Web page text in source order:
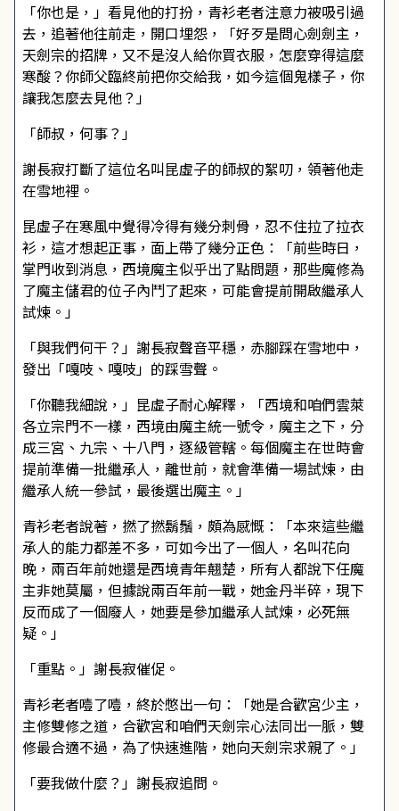
「你也是，」看見他的打扮，青衫老者注意力被吸引過
去，追著他往前走，開口埋怨，「好歹是問心劍劍主，
天劍宗的招牌，又不是沒人給你買衣服，怎麼穿得這麼
寒酸？你師父臨終前把你交給我，如今這個鬼樣子，你
讓我怎麼去見他？」
「師叔，何事？」
謝長寂打斷了這位名叫昆虛子的師叔的絮叨，領著他走
在雪地裡。
昆虛子在寒風中覺得冷得有幾分刺骨，忍不住拉了拉衣
衫，這才想起正事，面上帶了幾分正色：「前些時日，
掌門收到消息，西境魔主似乎出了點問題，那些魔修為
了魔主儲君的位子內鬥了起來，可能會提前開啟繼承人
試煉。」
「與我們何干？」謝長寂聲音平穩，赤腳踩在雪地中，
發出「嘎吱、嘎吱」的踩雪聲。
「你聽我細說，」昆虛子耐心解釋，「西境和咱們雲萊
各立宗門不一樣，西境由魔主統一號令，魔主之下，分
成三宮、九宗、十八門，逐級管轄。每個魔主在世時會
提前準備一批繼承人，離世前，就會準備一場試煉，由
繼承人統一參試，最後選出魔主。」
青衫老者說著，撚了撚鬍鬚，頗為感慨：「本來這些繼
承人的能力都差不多，可如今出了一個人，名叫花向
晚，兩百年前她還是西境青年翹楚，所有人都說下任魔
主非她莫屬，但據說兩百年前一戰，她金丹半碎，現下
反而成了一個廢人，她要是參加繼承人試煉，必死無
疑。」
「重點。」謝長寂催促。
青衫老者噎了噎，終於憋出一句：「她是合歡宮少主，
主修雙修之道，合歡宮和咱們天劍宗心法同出一脈，雙
修最合適不過，為了快速進階，她向天劍宗求親了。」
「要我做什麼？」謝長寂追問。